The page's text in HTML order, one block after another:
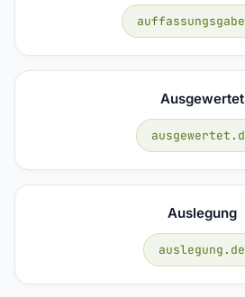
Ausgewertet
Auslegung
auslegung.de